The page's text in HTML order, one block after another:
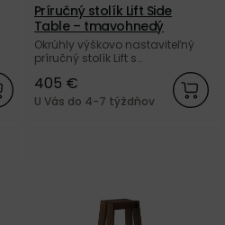
Príručný stolík Lift Side
Table – tmavohnedý
Okrúhly výškovo nastaviteľný
príručný stolík Lift s
tmavohnedou stolovou doskou
a elegantne zakrivenou
základňou od dánskej značky
Normann Copenhagen.
405 €
U Vás do 4-7 týždňov